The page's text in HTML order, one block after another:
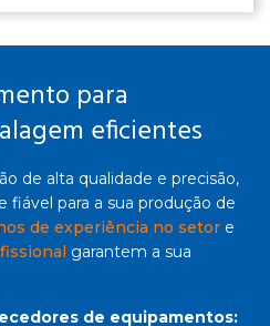
para
eficientes
de alta qualidade e precisão,
para a sua produção de
de experiência no setor e
garantem a sua
de equipamentos: